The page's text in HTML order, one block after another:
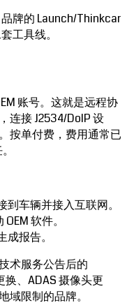
品牌的 Launch/Thinkcar
工具线。
账号。这就是远程协
连接 J2534/DoIP 设
按单付费，费用通常已
车辆并接入互联网。
软件。
报告。
术服务公告后的
、ADAS 摄像头更
限制的品牌。